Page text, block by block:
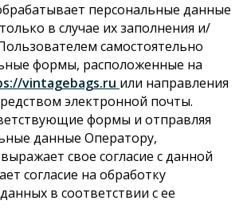
персональные данные
в случае их заполнения и/
самостоятельно
формы, расположенные на
vintagebags.ru или направления
электронной почты.
формы и отправляя
данные Оператору,
свое согласие с данной
согласие на обработку
в соответствии с ее